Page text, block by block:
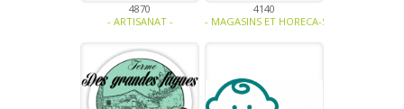
4870
- ARTISANAT -
4140
- MAGASINS ET HORECA-SPÉCIAL FÊTES-